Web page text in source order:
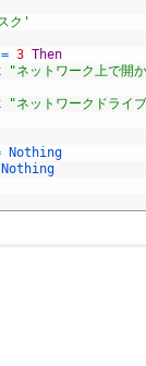
ク'
= 3 Then
"ネットワーク上で開
"ネットワークドライ
Nothing
Nothing